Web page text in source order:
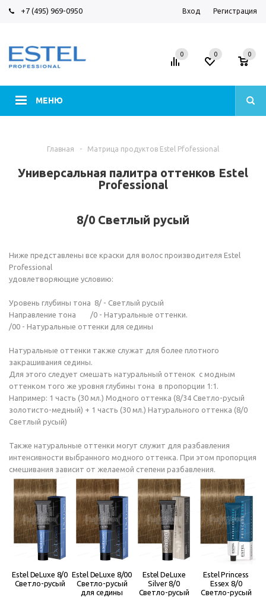
+7 (495) 969-0950 Вход Регистрация
МЕНЮ
0 0 0
Главная - Матрица продуктов Estel Pfofessional
Универсальная палитра оттенков Estel
Professional
8/0 Светлый русый
Ниже представлены все краски для волос производителя Estel
Professional
удовлетворяющие условию:
Уровень глубины тона 8/ - Светлый русый
Направление тона /0 - Натуральные оттенки.
/00 - Натуральные оттенки для седины
Натуральные оттенки также служат для более плотного
закрашивания седины.
Для этого следует смешать натуральный оттенок с модным
оттенком того же уровня глубины тона в пропорции 1:1.
Например: 1 часть (30 мл.) Модного оттенка (8/34 Светло-русый
золотисто-медный) + 1 часть (30 мл.) Натурального оттенка (8/0
Светлый русый)
Также натуральные оттенки могут служит для разбавления
интенсивности выбранного модного оттенка. При этом пропорция
смешивания зависит от желаемой степени разбавления.
Estel DeLuxe 8/0
Светло-русый
Estel DeLuxe 8/00
Светло-русый
для седины
Estel DeLuxe
Silver 8/0
Светло-русый
Estel Princess
Essex 8/0
Светло-русый